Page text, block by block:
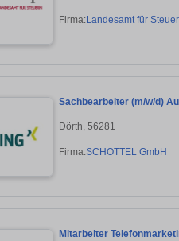
Firma:Landesamt für
Sachbearbeiter (m/w/d)
Dörth, 56281
Firma:SCHOTTEL GmbH
Mitarbeiter